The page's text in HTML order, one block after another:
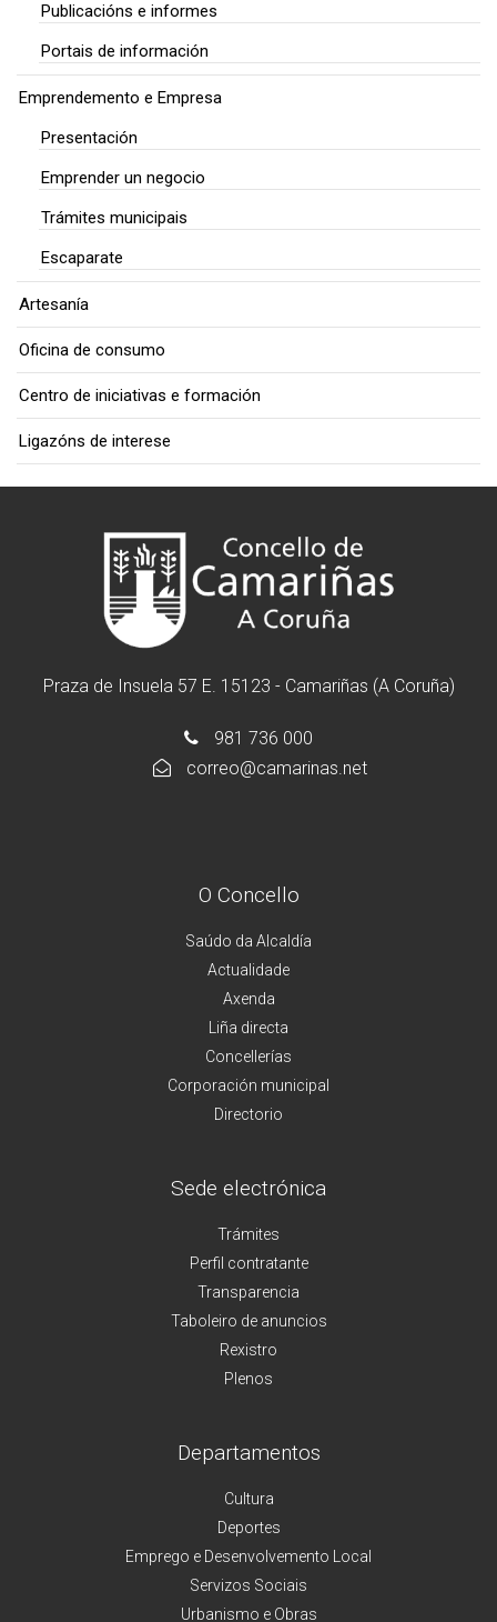
Publicacións e informes
Portais de información
Emprendemento e Empresa
Presentación
Emprender un negocio
Trámites municipais
Escaparate
Artesanía
Oficina de consumo
Centro de iniciativas e formación
Ligazóns de interese
Praza de Insuela 57 E. 15123 - Camariñas (A Coruña)
981 736 000
correo@camarinas.net
O Concello
Saúdo da Alcaldía
Actualidade
Axenda
Liña directa
Concellerías
Corporación municipal
Directorio
Sede electrónica
Trámites
Perfil contratante
Transparencia
Taboleiro de anuncios
Rexistro
Plenos
Departamentos
Cultura
Deportes
Emprego e Desenvolvemento Local
Servizos Sociais
Urbanismo e Obras